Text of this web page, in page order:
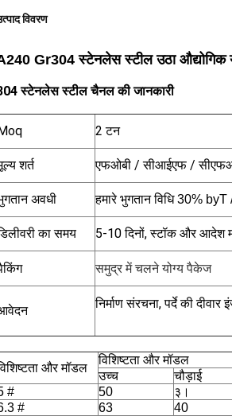
विवरण
Gr304 स्टेनलेस स्टील उठा औद्योगिक
स्टेनलेस स्टील चैनल की जानकारी
2 टन
शर्त एफओबी / सीआईएफ /
अवधी हमारे भुगतान विधि 30%
का समय 5-10 दिनों, स्टॉक और आदेश
समुद्र में चलने योग्य पैकेज
निर्माण संरचना, पर्दे की
और मॉडल
विशिष्टता और मॉडल
उच्च चौड़ाई
#
50 ३।
#
63 40